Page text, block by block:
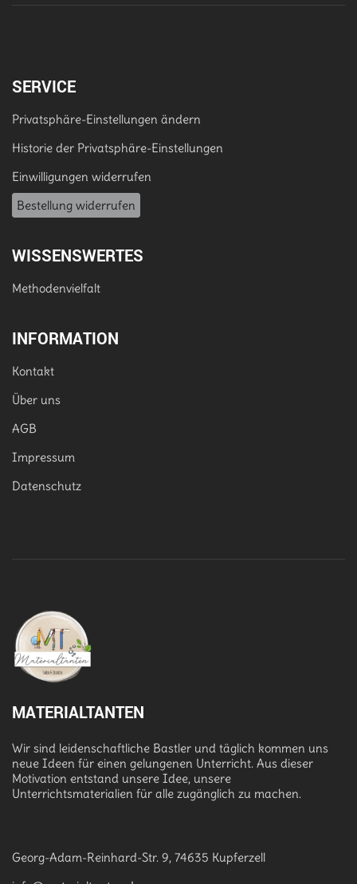
SERVICE
Privatsphäre-Einstellungen ändern
Historie der Privatsphäre-Einstellungen
Einwilligungen widerrufen
Bestellung widerrufen
WISSENSWERTES
Methodenvielfalt
INFORMATION
Kontakt
Über uns
AGB
Impressum
Datenschutz
MATERIALTANTEN
Wir sind leidenschaftliche Bastler und täglich kommen uns
neue Ideen für einen gelungenen Unterricht. Aus dieser
Motivation entstand unsere Idee, unsere
Unterrichtsmaterialien für alle zugänglich zu machen.
Georg-Adam-Reinhard-Str. 9, 74635 Kupferzell